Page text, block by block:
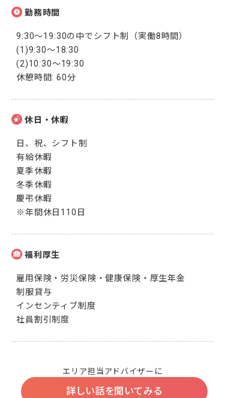
勤務時間
9:30～19:30の中でシフト制（実働8時間）
(1)9:30～18:30
(2)10:30～19:30
休憩時間: 60分
休日・休暇
日、祝、シフト制
有給休暇
夏季休暇
冬季休暇
慶弔休暇
※年間休日110日
福利厚生
雇用保険・労災保険・健康保険・厚生年金
制服貸与
インセンティブ制度
社員割引制度
エリア担当アドバイザーに
詳しい話を聞いてみる